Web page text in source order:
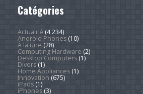
Catégories
Actualité (4 234)
Android Phones(10)
À la une (28)
Computing Hardware (2)
Desktop Computers(1)
Divers(1)
Home Appliances(1)
Innovation (675)
iPads(1)
iPhones(3)